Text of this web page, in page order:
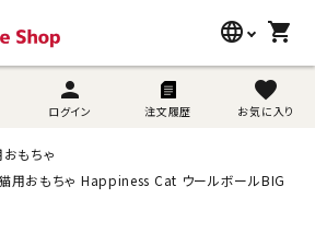
language
wovn-lang-name
shopping_cart
person
ログイン 注文履歴
favorite
お気に入り
search
もちゃ
用おもちゃ Happiness Cat ウールボールBIG